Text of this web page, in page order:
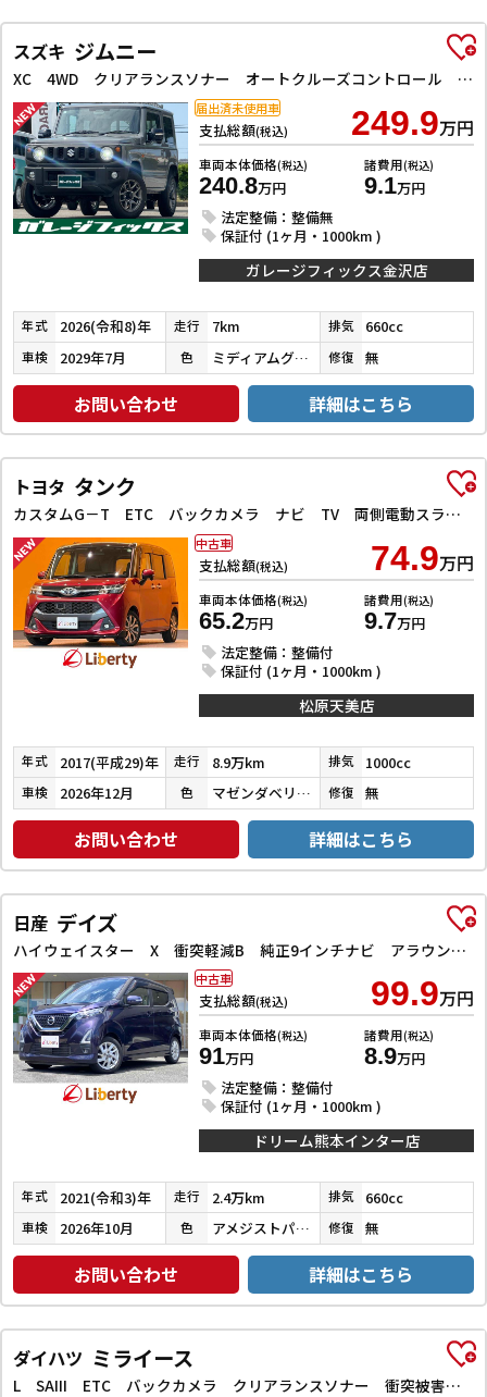
スズキ ジムニー
XC 4WD クリアランスソナー オートクルーズコントロール レーンアシスト 衝突被害軽減システム オートライト LEDヘッドランプ ヘッドライトウォッシャー スマートキー アイドリングストップ
支払総額(税込) 249.9万円
車両本体価格(税込)
240.8万円
諸費用(税込)
9.1万円
法定整備：整備無
保証付 (1ヶ月・1000km )
届出済未使用車
ガレージフィックス金沢店
年式 2026(令和8)年 走行 7km 排気 660cc
車検 2029年7月 色 ミディアムグレー 修復 無
お問い合わせ 詳細はこちら
トヨタ タンク
カスタムG－T ETC バックカメラ ナビ TV 両側電動スライドドア クリアランスソナー オートクルーズコントロール 衝突被害軽減システム アルミホイール LEDヘッドランプ スマートキー
支払総額(税込) 74.9万円
車両本体価格(税込)
65.2万円
諸費用(税込)
9.7万円
法定整備：整備付
保証付 (1ヶ月・1000km )
中古車
松原天美店
年式 2017(平成29)年 走行 8.9万km 排気 1000cc
車検 2026年12月 色 マゼンダベリーマイカメタリック／ブラックマイカメタリック 修復 無
お問い合わせ 詳細はこちら
日産 デイズ
ハイウェイスター X 衝突軽減B 純正9インチナビ アラウンドビューモニター ETC LEDヘッドライト フォグライト スマートキー プッシュスタート アイドリングストップ 革巻きステアリング オートエアコン
支払総額(税込) 99.9万円
車両本体価格(税込)
91万円
諸費用(税込)
8.9万円
法定整備：整備付
保証付 (1ヶ月・1000km )
中古車
ドリーム熊本インター店
年式 2021(令和3)年 走行 2.4万km 排気 660cc
車検 2026年10月 色 アメジストパープルパールメタリック 修復 無
お問い合わせ 詳細はこちら
ダイハツ ミライース
L SAIII ETC バックカメラ クリアランスソナー 衝突被害軽減システム オートマチックハイビーム キーレスエントリー アイドリングストップ CVT ESC エアコン パワーウィンドウ